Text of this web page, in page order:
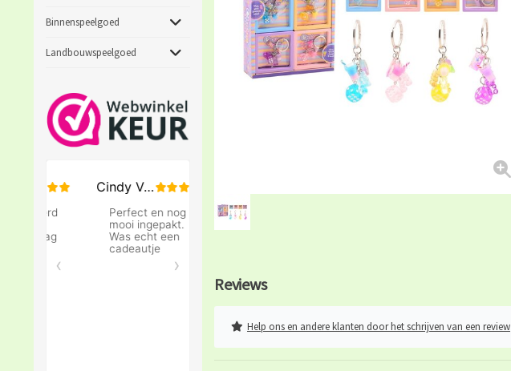
Binnenspeelgoed
Landbouwspeelgoed
Reviews
Help ons en andere klanten door het schrijven van een review